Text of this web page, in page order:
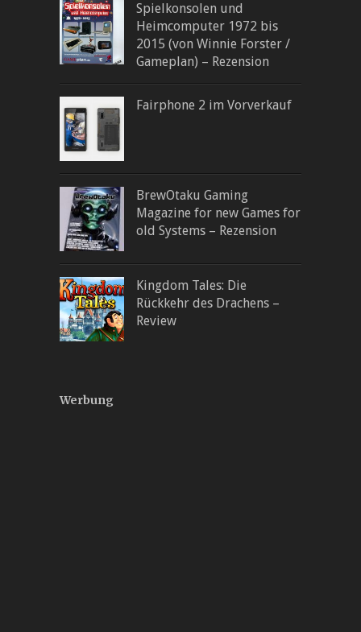
Spielkonsolen und
Heimcomputer 1972 bis
2015 (von Winnie Forster /
Gameplan) – Rezension
Fairphone 2 im Vorverkauf
BrewOtaku Gaming
Magazine for new Games for
old Systems – Rezension
Kingdom Tales: Die
Rückkehr des Drachens –
Review
Werbung